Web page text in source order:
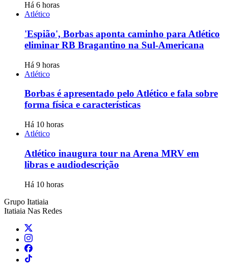
Há 6 horas
Atlético
'Espião', Borbas aponta caminho para Atlético
eliminar RB Bragantino na Sul-Americana
Há 9 horas
Atlético
Borbas é apresentado pelo Atlético e fala sobre
forma física e características
Há 10 horas
Atlético
Atlético inaugura tour na Arena MRV em
libras e audiodescrição
Há 10 horas
Grupo Itatiaia
Itatiaia Nas Redes